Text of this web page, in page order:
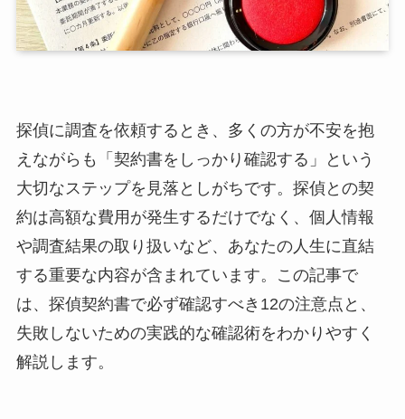
探偵に調査を依頼するとき、多くの方が不安を抱
えながらも「契約書をしっかり確認する」という
大切なステップを見落としがちです。探偵との契
約は高額な費用が発生するだけでなく、個人情報
や調査結果の取り扱いなど、あなたの人生に直結
する重要な内容が含まれています。この記事で
は、探偵契約書で必ず確認すべき12の注意点と、
失敗しないための実践的な確認術をわかりやすく
解説します。